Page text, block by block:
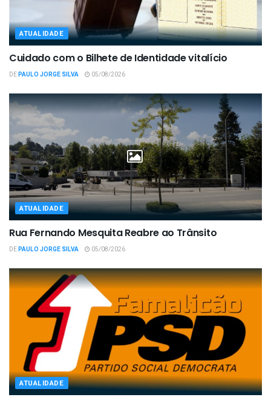
ATUALIDADE
Cuidado com o Bilhete de Identidade vitalício
DEPAULO JORGE SILVA 05/08/2026
ATUALIDADE
Rua Fernando Mesquita Reabre ao Trânsito
DEPAULO JORGE SILVA 05/08/2026
ATUALIDADE